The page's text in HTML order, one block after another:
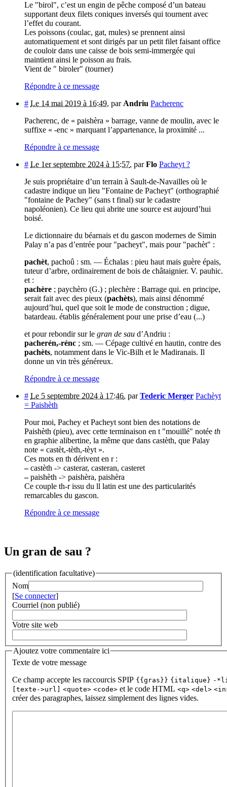
Le "birol", c’est un engin de pêche composé d’un bateau
supportant deux filets coniques inversés qui tournent avec
l’effet du courant.
Les poissons (coulac, gat, mules) se prennent ainsi
automatiquement et sont dirigés par un petit filet faisant office
de couloir dans une caisse de bois semi-immergée qui
maintient ainsi le poisson au frais.
Vient de " biroler" (tourner)
Répondre à ce message
# Le 14 mai 2019 à 16:49, par Andriu Pacherenc
Pacherenc, de « paishèra » barrage, vanne de moulin, avec le
suffixe « -enc » marquant l’appartenance, la proximité ...
Répondre à ce message
# Le 1er septembre 2024 à 15:57, parFlo Pacheyt ?
Je suis propriétaire d’un terrain à Sault-de-Navailles où le
cadastre indique un lieu "Fontaine de Pacheyt" (orthographié
"fontaine de Pachey" (sans t final) sur le cadastre
napoléonien). Ce lieu qui abrite une source est aujourd’hui
boisé.
Le dictionnaire du béarnais et du gascon modernes de Simin
Palay n’a pas d’entrée pour "pacheyt", mais pour "pachèt" :
pachèt, pachoû : sm. — Échalas : pieu haut mais guère épais,
tuteur d’arbre, ordinairement de bois de châtaignier. V. pauhic.
et :
pachère ; paychèro (G.) ; plechère : Barrage qui. en principe,
serait fait avec des pieux (pachèts), mais ainsi dénommé
aujourd’hui, quel que soit le mode de construction ; digue,
batardeau. établis généralement pour une prise d’eau (...)
et pour rebondir sur le gran de sau d’Andriu :
pacherén,-rénc ; sm. — Cépage cultivé en hautin, contre des
pachèts, notamment dans le Vic-Bilh et le Madiranais. Il
donne un vin très généreux.
Répondre à ce message
# Le 5 septembre 2024 à 17:46, parTederic Merger Pachèyt
= Paishèth
Pour moi, Pachey et Pacheyt sont bien des notations de
Paishèth (pieu), avec cette terminaison en t "mouillé" notée th
en graphie alibertine, la même que dans castèth, que Palay
note « castèt,-tèth,-tèyt ».
Ces mots en th dérivent en r :
–castèth -> casterar, casteran, casteret
–paishèth -> paishèra, paishèra
Ce couple th-r issu du ll latin est une des particularités
remarcables du gascon.
Répondre à ce message
Un gran de sau ?
(identification facultative)
Nom
[Se connecter]
Courriel (non publié)
Votre site web
Ajoutez votre commentaire ici
Texte de votre message
Ce champ accepte les raccourcis SPIP {{gras}} {italique} -
[texte->url]
<quote> <code> et le code HTML <q> <del>
créer des paragraphes, laissez simplement des lignes vides.